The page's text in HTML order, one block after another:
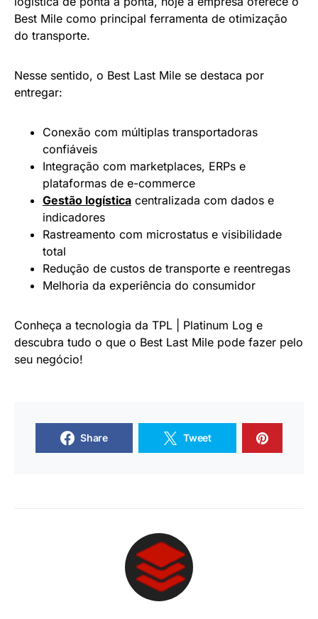
Best Mile como principal ferramenta de otimização
do transporte.
Nesse sentido, o Best Last Mile se destaca por
entregar:
Conexão com múltiplas transportadoras
confiáveis
Integração com marketplaces, ERPs e
plataformas de e-commerce
Gestão logística centralizada com dados e
indicadores
Rastreamento com microstatus e visibilidade
total
Redução de custos de transporte e reentregas
Melhoria da experiência do consumidor
‍Conheça a tecnologia da TPL | Platinum Log e
descubra tudo o que o Best Last Mile pode fazer pelo
seu negócio!
Share Tweet